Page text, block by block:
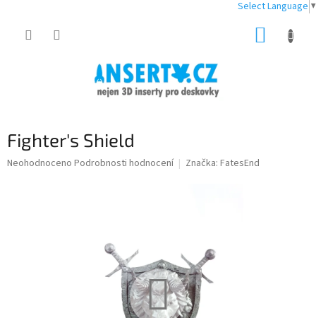
Select Language ▼
Fighter's Shield
Průměrné
Neohodnoceno Podrobnosti hodnocení Značka: FatesEnd